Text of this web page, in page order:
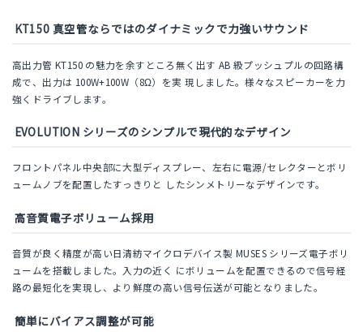
KT150 真空管ならではのダイナミックで力強いサウンド
高出力管 KT150 の魅力を余すところ無く出す AB 級プッシュプルの回路構
成で、出力は 100W+100W（8Ω）を実 現しました。様々なスピーカーを力
強くドライブします。
EVOLUTION シリーズのシンプルで現代的なデザイン
フロントパネル中央部に大型ディスプレー、左右に電源/セレクターとボリ
ュームノブを配置したすっきりと したシンメトリーなデザインです。
高音質電子ボリューム採用
音質が良く精度が高い日清紡マイクロデバイス製 MUSES シリーズ電子ボリ
ュームを搭載しました。入力の近く にボリュームを配置できるので信号経
路の最短化を実現し、より鮮度の高い信号伝送が可能となりました。
簡単にバイアス調整が可能